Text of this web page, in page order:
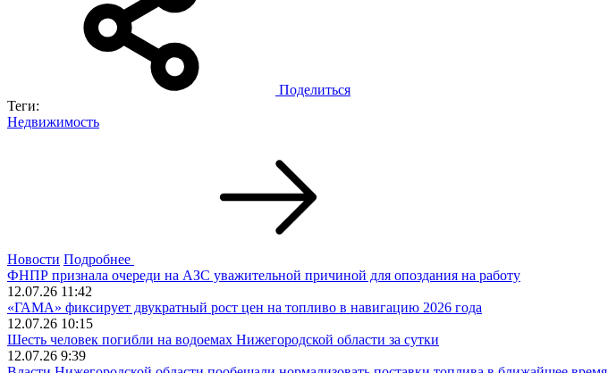
Поделиться
Теги:
Недвижимость
Новости Подробнее
ФНПР признала очереди на АЗС уважительной причиной для опоздания на работу
12.07.26 11:42
«ГАМА» фиксирует двукратный рост цен на топливо в навигацию 2026 года
12.07.26 10:15
Шесть человек погибли на водоемах Нижегородской области за сутки
12.07.26 9:39